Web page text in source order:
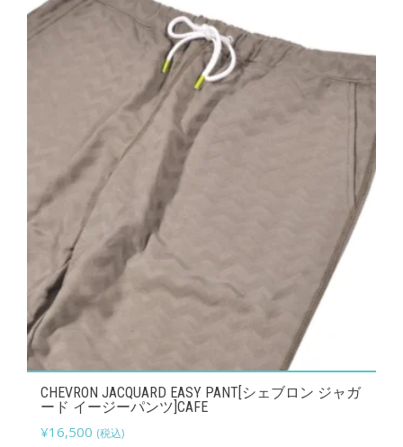
CHEVRON JACQUARD EASY PANT[シェブロン ジャガ
ード イージーパンツ]CAFE
¥16,500 (税込)